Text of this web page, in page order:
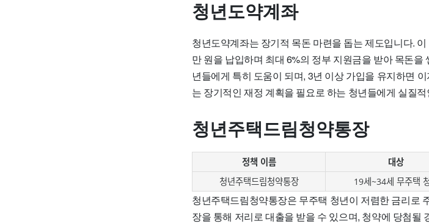
청년도약계좌
청년도약계좌는 장기적 목돈 마련을 돕는 제도입니다.
만 원을 납입하며 최대 6%의 정부 지원금을 받아 목돈
년들에게 특히 도움이 되며, 3년 이상 가입을 유지하면
는 장기적인 재정 계획을 필요로 하는 청년들에게 실질
청년주택드림청약통장
정책 이름 대상
청년주택드림청약통장
19세~34세 무주택
청년주택드림청약통장은 무주택 청년이 저렴한 금리로
장을 통해 저리로 대출을 받을 수 있으며, 청약에 당첨될